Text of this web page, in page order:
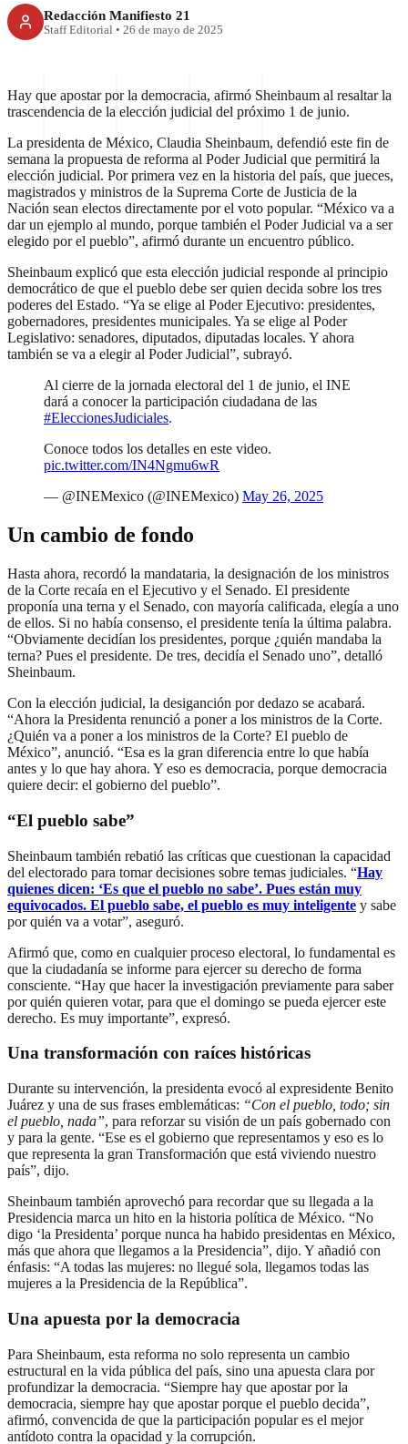
Redacción Manifiesto 21
Staff Editorial • 26 de mayo de 2025
Hay que apostar por la democracia, afirmó Sheinbaum al resaltar la
trascendencia de la elección judicial del próximo 1 de junio.
La presidenta de México, Claudia Sheinbaum, defendió este fin de
semana la propuesta de reforma al Poder Judicial que permitirá la
elección judicial. Por primera vez en la historia del país, que jueces,
magistrados y ministros de la Suprema Corte de Justicia de la
Nación sean electos directamente por el voto popular. “México va a
dar un ejemplo al mundo, porque también el Poder Judicial va a ser
elegido por el pueblo”, afirmó durante un encuentro público.
Sheinbaum explicó que esta elección judicial responde al principio
democrático de que el pueblo debe ser quien decida sobre los tres
poderes del Estado. “Ya se elige al Poder Ejecutivo: presidentes,
gobernadores, presidentes municipales. Ya se elige al Poder
Legislativo: senadores, diputados, diputadas locales. Y ahora
también se va a elegir al Poder Judicial”, subrayó.
Al cierre de la jornada electoral del 1 de junio, el INE
dará a conocer la participación ciudadana de las
#EleccionesJudiciales.
Conoce todos los detalles en este video.
pic.twitter.com/IN4Ngmu6wR
— @INEMexico (@INEMexico) May 26, 2025
Un cambio de fondo
Hasta ahora, recordó la mandataria, la designación de los ministros
de la Corte recaía en el Ejecutivo y el Senado. El presidente
proponía una terna y el Senado, con mayoría calificada, elegía a uno
de ellos. Si no había consenso, el presidente tenía la última palabra.
“Obviamente decidían los presidentes, porque ¿quién mandaba la
terna? Pues el presidente. De tres, decidía el Senado uno”, detalló
Sheinbaum.
Con la elección judicial, la desiganción por dedazo se acabará.
“Ahora la Presidenta renunció a poner a los ministros de la Corte.
¿Quién va a poner a los ministros de la Corte? El pueblo de
México”, anunció. “Esa es la gran diferencia entre lo que había
antes y lo que hay ahora. Y eso es democracia, porque democracia
quiere decir: el gobierno del pueblo”.
“El pueblo sabe”
Sheinbaum también rebatió las críticas que cuestionan la capacidad
del electorado para tomar decisiones sobre temas judiciales. “Hay
quienes dicen: ‘Es que el pueblo no sabe’. Pues están muy
equivocados. El pueblo sabe, el pueblo es muy inteligente y sabe
por quién va a votar”, aseguró.
Afirmó que, como en cualquier proceso electoral, lo fundamental es
que la ciudadanía se informe para ejercer su derecho de forma
consciente. “Hay que hacer la investigación previamente para saber
por quién quieren votar, para que el domingo se pueda ejercer este
derecho. Es muy importante”, expresó.
Una transformación con raíces históricas
Durante su intervención, la presidenta evocó al expresidente Benito
Juárez y una de sus frases emblemáticas: “Con el pueblo, todo; sin
el pueblo, nada”, para reforzar su visión de un país gobernado con
y para la gente. “Ese es el gobierno que representamos y eso es lo
que representa la gran Transformación que está viviendo nuestro
país”, dijo.
Sheinbaum también aprovechó para recordar que su llegada a la
Presidencia marca un hito en la historia política de México. “No
digo ‘la Presidenta’ porque nunca ha habido presidentas en México,
más que ahora que llegamos a la Presidencia”, dijo. Y añadió con
énfasis: “A todas las mujeres: no llegué sola, llegamos todas las
mujeres a la Presidencia de la República”.
Una apuesta por la democracia
Para Sheinbaum, esta reforma no solo representa un cambio
estructural en la vida pública del país, sino una apuesta clara por
profundizar la democracia. “Siempre hay que apostar por la
democracia, siempre hay que apostar porque el pueblo decida”,
afirmó, convencida de que la participación popular es el mejor
antídoto contra la opacidad y la corrupción.